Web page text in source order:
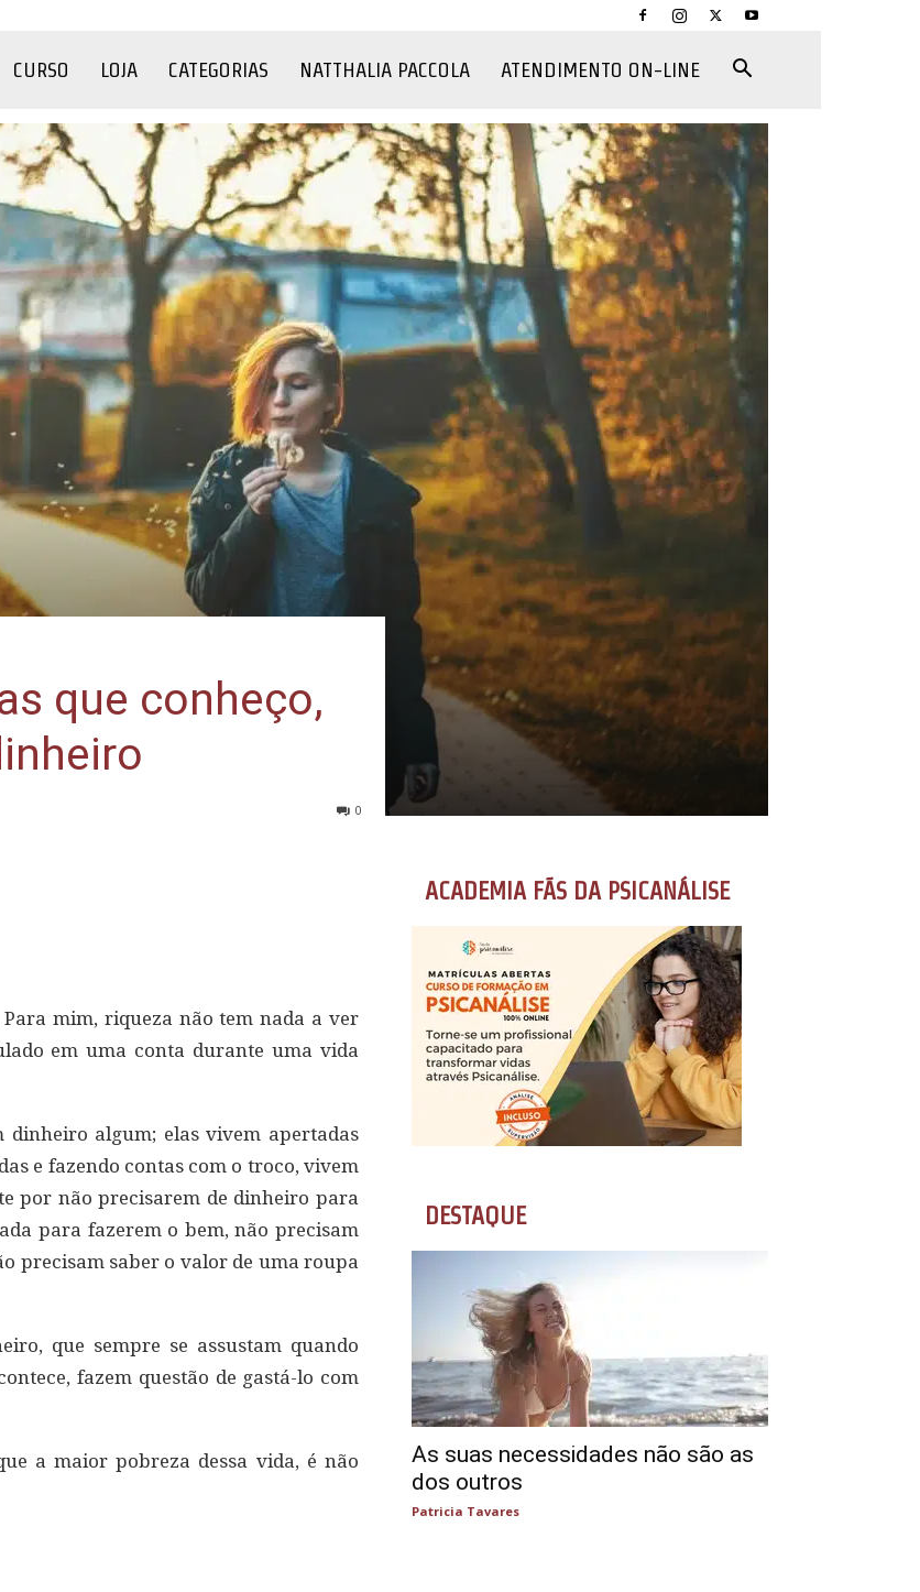
CURSO LOJA CATEGORIAS NATTHALIA PACCOLA ATENDIMENTO ON-LINE
que conheço,
0
Para mim, riqueza não tem nada a ver
em uma conta durante uma vida
dinheiro algum; elas vivem apertadas
e fazendo contas com o troco, vivem
por não precisarem de dinheiro para
para fazerem o bem, não precisam
precisam saber o valor de uma roupa
que sempre se assustam quando
fazem questão de gastá-lo com
a maior pobreza dessa vida, é não
ACADEMIA FÃS DA PSICANÁLISE
DESTAQUE
As suas necessidades não são as
dos outros
Patricia Tavares